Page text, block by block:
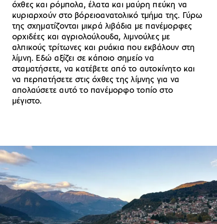
όχθες και ρόμπολα, έλατα και μαύρη πεύκη να
κυριαρχούν στο βόρειοανατολικό τμήμα της. Γύρω
της σχηματίζονται μικρά λιβάδια με πανέμορφες
ορχιδέες και αγριολούλουδα, λιμνούλες με
αλπικούς τρίτωνες και ρυάκια που εκβάλουν στη
λίμνη. Εδώ αξίζει σε κάποιο σημείο να
σταματήσετε, να κατέβετε από το αυτοκίνητο και
να περπατήσετε στις όχθες της λίμνης για να
απολαύσετε αυτό το πανέμορφο τοπίο στο
μέγιστο.